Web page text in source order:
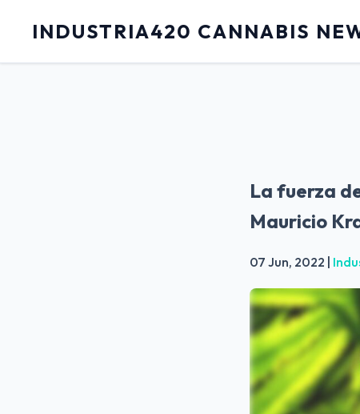
INDUSTRIA420 CANNABIS
La fuerza
Mauricio
07 Jun, 2022 |